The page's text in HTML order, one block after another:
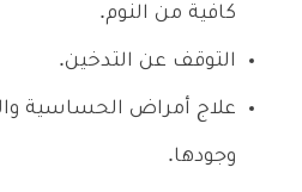
كافية من النوم.
التوقف عن التدخين.
علاج أمراض الحساسية
وجودها.